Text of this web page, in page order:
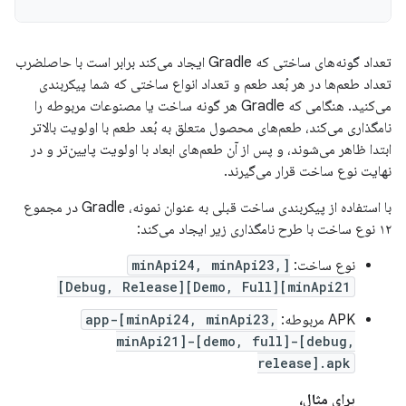
تعداد گونه‌های ساختی که Gradle ایجاد می‌کند برابر است با حاصلضرب
تعداد طعم‌ها در هر بُعد طعم و تعداد انواع ساختی که شما پیکربندی
می‌کنید. هنگامی که Gradle هر گونه ساخت یا مصنوعات مربوطه را
نامگذاری می‌کند، طعم‌های محصول متعلق به بُعد طعم با اولویت بالاتر
ابتدا ظاهر می‌شوند، و پس از آن طعم‌های ابعاد با اولویت پایین‌تر و در
نهایت نوع ساخت قرار می‌گیرند.
با استفاده از پیکربندی ساخت قبلی به عنوان نمونه، Gradle در مجموع
۱۲ نوع ساخت با طرح نامگذاری زیر ایجاد می‌کند:
نوع ساخت:
[minApi24, minApi23,
minApi21][Demo, Full][Debug, Release]
APK مربوطه:
app-[minApi24, minApi23,
minApi21]-[demo, full]-[debug,
release].apk
برای مثال،